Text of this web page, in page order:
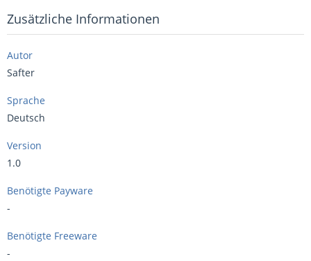
Zusätzliche Informationen
Autor
Safter
Sprache
Deutsch
Version
1.0
Benötigte Payware
-
Benötigte Freeware
-